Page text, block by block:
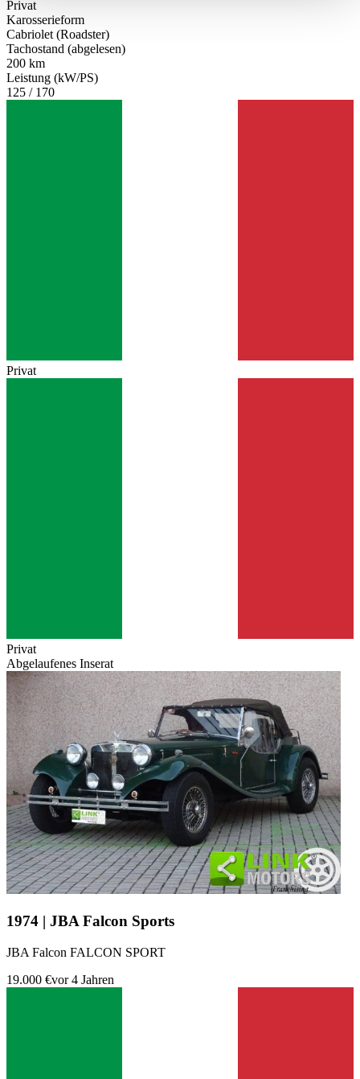
haben oder die sie im Rahmen Ihrer Nutzung der Dienste
gesammelt haben.
Privat
Karosserieform
Cabriolet (Roadster)
Tachostand (abgelesen)
200 km
Leistung (kW/PS)
125 / 170
Privat
Privat
Abgelaufenes Inserat
1974 | JBA Falcon Sports
JBA Falcon FALCON SPORT
19.000 €vor 4 Jahren